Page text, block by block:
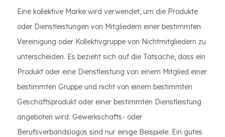
Eine kollektive Marke wird verwendet, um die Produkte
oder Dienstleistungen von Mitgliedern einer bestimmten
Vereinigung oder Kollektivgruppe von Nichtmitgliedern zu
unterscheiden. Es bezieht sich auf die Tatsache, dass ein
Produkt oder eine Dienstleistung von einem Mitglied einer
bestimmten Gruppe und nicht von einem bestimmten
Geschäftsprodukt oder einer bestimmten Dienstleistung
angeboten wird. Gewerkschafts- oder
Berufsverbandslogos sind nur einige Beispiele. Ein gutes